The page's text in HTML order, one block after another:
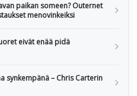
paikan someen? Outernet
menovinkeiksi
eivät enää pidä
synkempänä – Chris Carterin